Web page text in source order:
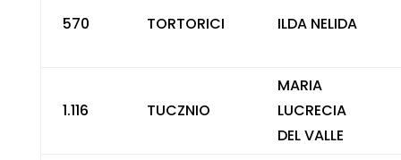
570 TORTORICI ILDA NELIDA
1.116 TUCZNIO
MARIA
LUCRECIA
DEL VALLE